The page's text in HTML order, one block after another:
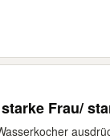
Frau/